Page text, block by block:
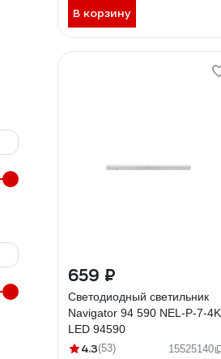
В корзину
659 ₽
Светодиодный светильник
Navigator 94 590 NEL-P-7-
LED 94590
4.3(53) 15525140